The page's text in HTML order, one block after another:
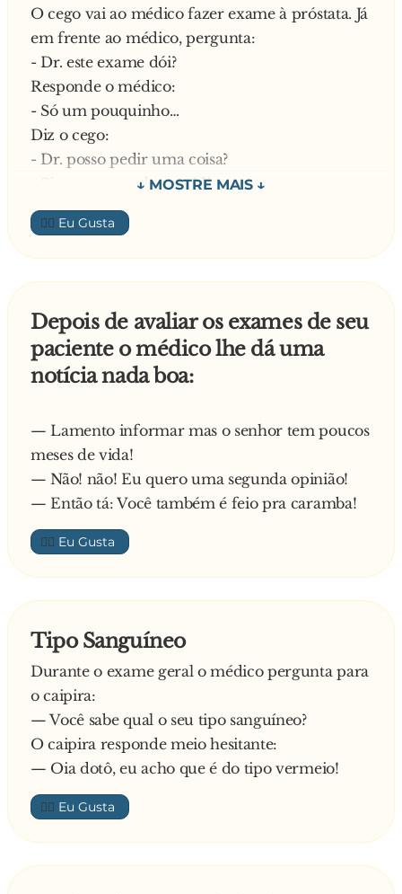
O inspector:
- E o vermelho?
O Joãozinho:
- É para parar.
O inspector:
- E a amarela?
E o Joãzinho::
- Ah, essa é para o automobilista acelerar a
fundo e passar já com o vermelho ligado!
—
O cego vai ao médico fazer exame à próstata. Já
em frente ao médico, pergunta:
- Dr. este exame dói?
Responde o médico:
- Só um pouquinho…
Diz o cego:
- Dr. posso pedir uma coisa?
- Sim. – responde o médico.
Pede o cego:
- Eu posso pegar no seu p**... enquanto o sr. faz
o exame?
O médico meio desconfiado aceita, mas
- Mas porque você quer segurar o meu p**...?
Explica o cego:
- É para ter certeza que o Dr. vai colocar o
👍🏼
Depois de avaliar os exames de seu
paciente o médico lhe dá uma
notícia nada boa:
— Lamento informar mas o senhor tem poucos
meses de vida!
— Não! não! Eu quero uma segunda opinião!
— Então tá: Você também é feio pra caramba!
👍🏼
Tipo Sanguíneo
Durante o exame geral o médico pergunta para
o caipira:
— Você sabe qual o seu tipo sanguíneo?
O caipira responde meio hesitante:
— Oia dotô, eu acho que é do tipo vermeio!
👍🏼